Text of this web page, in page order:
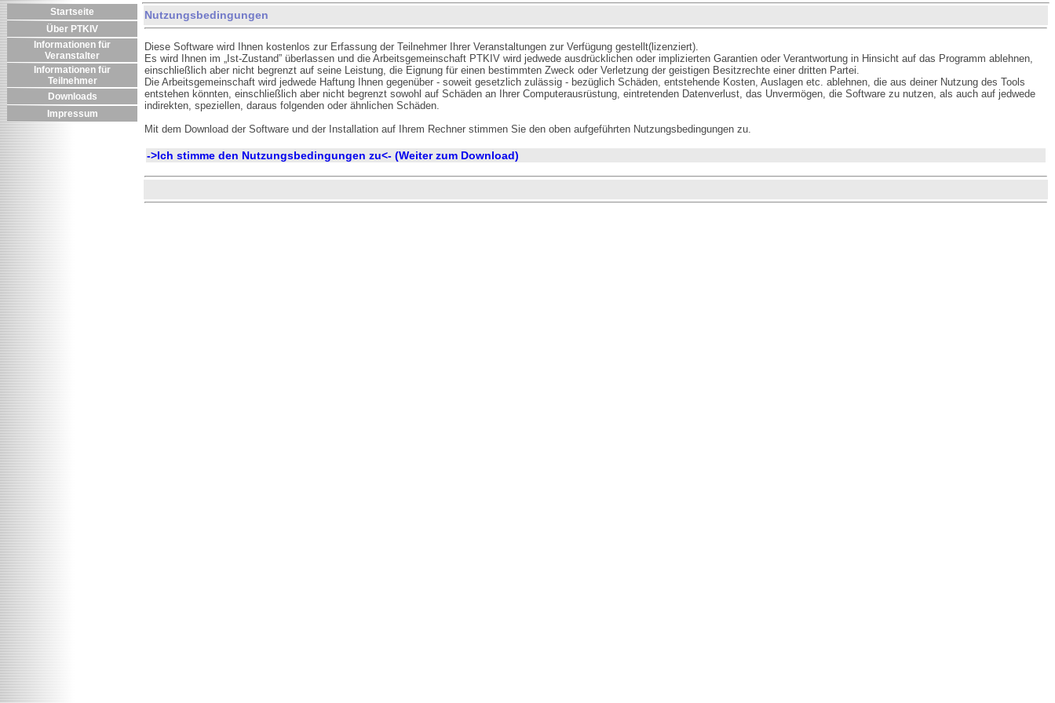
Startseite
Über PTKIV
Informationen für
Veranstalter
Informationen für
Teilnehmer
Downloads
Impressum
Nutzungsbedingungen
Diese Software wird Ihnen kostenlos zur Erfassung der Teilnehmer Ihrer Veranstaltungen zur Verfügung gestellt(lizenziert).
Es wird Ihnen im „Ist-Zustand” überlassen und die Arbeitsgemeinschaft PTKIV wird jedwede ausdrücklichen oder implizierten Garantien oder Verantwortung in Hinsicht auf das Programm ablehnen,
einschließlich aber nicht begrenzt auf seine Leistung, die Eignung für einen bestimmten Zweck oder Verletzung der geistigen Besitzrechte einer dritten Partei.
Die Arbeitsgemeinschaft wird jedwede Haftung Ihnen gegenüber ­- soweit gesetzlich zulässig - bezüglich Schäden, entstehende Kosten, Auslagen etc. ablehnen, die aus deiner Nutzung des Tools
entstehen könnten, einschließlich aber nicht begrenzt sowohl auf Schäden an Ihrer Computerausrüstung, eintretenden Datenverlust, das Unvermögen, die Software zu nutzen, als auch auf jedwede
indirekten, speziellen, daraus folgenden oder ähnlichen Schäden.
Mit dem Download der Software und der Installation auf Ihrem Rechner stimmen Sie den oben aufgeführten Nutzungsbedingungen zu.
->Ich stimme den Nutzungsbedingungen zu<- (Weiter zum Download)